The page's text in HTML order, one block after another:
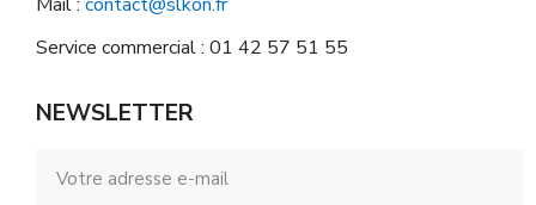
Service commercial : 01 42 57 51 55
NEWSLETTER